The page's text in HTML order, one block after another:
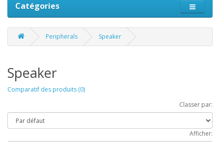
Catégories
Peripherals Speaker
Speaker
Comparatif des produits (0)
Classer par:
Afficher: